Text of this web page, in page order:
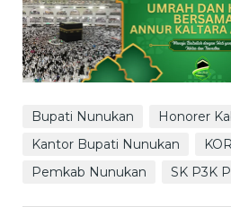
Bupati Nunukan
Honorer
Kantor Bupati Nunukan
Pemkab Nunukan
SK P3K